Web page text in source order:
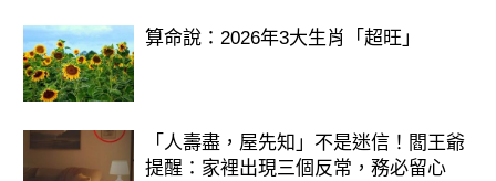
算命說：2026年3大生肖「超旺」
「人壽盡，屋先知」不是迷信！閻王爺
提醒：家裡出現三個反常，務必留心